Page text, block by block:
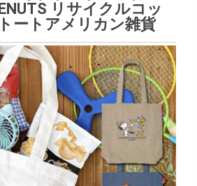
リサイクルコッ
ートアメリカン雑貨